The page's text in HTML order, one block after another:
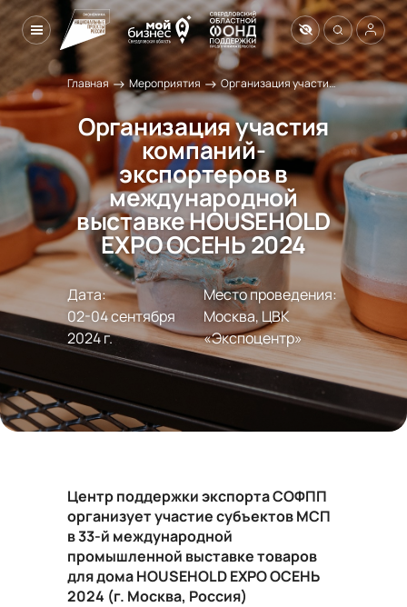
Главная→Мероприятия→ Организация участия компаний-экспортеров в международной выставке HOUSEHOLD EXPO ОСЕНЬ 2024
Организация участия
компаний-
экспортеров в
международной
выставке HOUSEHOLD
EXPO ОСЕНЬ 2024
Дата:
02-04 сентября
2024 г.
Место проведения:
Москва, ЦВК
«Экспоцентр»
Центр поддержки экспорта СОФПП
организует участие субъектов МСП
в 33-й международной
промышленной выставке товаров
для домаHOUSEHOLDEXPOОСЕНЬ
2024 (г. Москва, Россия)